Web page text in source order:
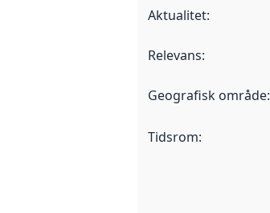
Aktualitet:
Relevans:
Geografisk område:
Tidsrom: